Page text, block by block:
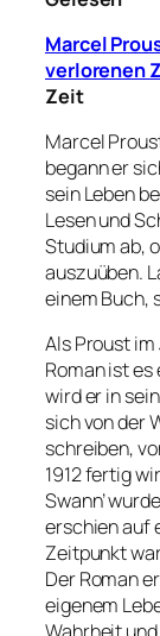
Marcel
verlorenen
Zeit
Marcel
begann er
sein Leben
Lesen und
Studium ab,
auszuüben.
einem Buch,
Als Proust
Roman ist
wird er in
sich von der
schreiben,
1912 fertig
Swann’
erschien auf
Zeitpunkt
Der Roman
eigenem